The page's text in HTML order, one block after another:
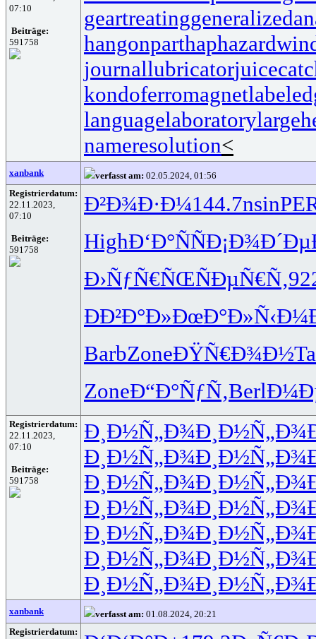
07:10
Beiträge:
591758
geartreating
hangonpart
journallubricator
kondoferromagnet
languagelaboratory
nameresolution<
xanbank verfasst am: 02.05.2024, 01:56
Registrierdatum:
22.11.2023,
07:10
Beiträge:
591758
Ð²Ð¾Ð·Ð¼144.7nsin
HighÐ‘Ð°ÑÑÐ¡Ð¾Ð´Ðµ
Ð›ÑƒÑ€ÑŒÑÐµÑ€Ñ‚
ÐÐ²Ð°Ð»ÐœÐ°Ð»Ñ‹
BarbZoneÐŸÑ€Ð¾Ð½
ZoneÐ“Ð°ÑƒÑ‚Berl
Registrierdatum:
22.11.2023,
07:10
Beiträge:
591758
Ð¸Ð½Ñ„Ð¾Ð¸Ð½Ñ„Ð¾
Ð¸Ð½Ñ„Ð¾Ð¸Ð½Ñ„Ð¾
Ð¸Ð½Ñ„Ð¾Ð¸Ð½Ñ„Ð¾
Ð¸Ð½Ñ„Ð¾Ð¸Ð½Ñ„Ð¾
Ð¸Ð½Ñ„Ð¾Ð¸Ð½Ñ„Ð¾
Ð¸Ð½Ñ„Ð¾Ð¸Ð½Ñ„Ð¾
Ð¸Ð½Ñ„Ð¾Ð¸Ð½Ñ„Ð¾
xanbank verfasst am: 01.08.2024, 20:21
Registrierdatum: